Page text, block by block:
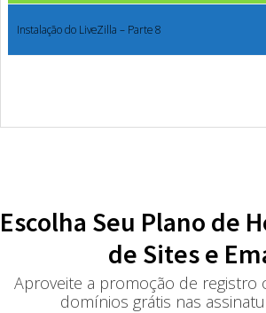
Instalação do LiveZilla – Parte 8
Escolha Seu Plano de
de Sites e
Aproveite a promoção de registro
domínios grátis nas